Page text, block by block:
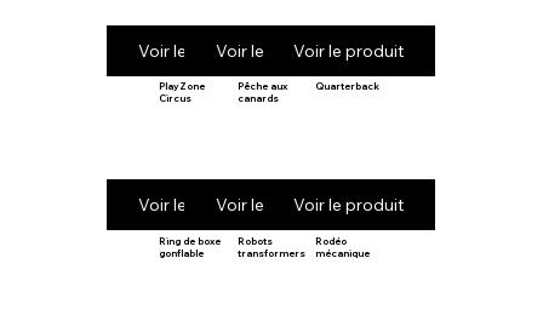
Voir le produitVoir le produitVoir le produit
PlayZone
Circus
Voir le produit
Pêche aux
canards
Voir le produit
Quarterback
Voir le produit
Ring de boxe
gonflable
Robots
transformers
Rodéo
mécanique